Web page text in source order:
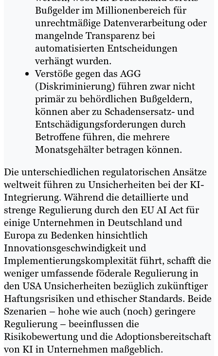
Bußgelder im Millionenbereich für
unrechtmäßige Datenverarbeitung oder
mangelnde Transparenz bei
automatisierten Entscheidungen
verhängt wurden.
Verstöße gegen das AGG
(Diskriminierung) führen zwar nicht
primär zu behördlichen Bußgeldern,
können aber zu Schadensersatz- und
Entschädigungsforderungen durch
Betroffene führen, die mehrere
Monatsgehälter betragen können.
Die unterschiedlichen regulatorischen Ansätze
weltweit führen zu Unsicherheiten bei der KI-
Integrierung. Während die detaillierte und
strenge Regulierung durch den EU AI Act für
einige Unternehmen in Deutschland und
Europa zu Bedenken hinsichtlich
Innovationsgeschwindigkeit und
Implementierungskomplexität führt, schafft die
weniger umfassende föderale Regulierung in
den USA Unsicherheiten bezüglich zukünftiger
Haftungsrisiken und ethischer Standards. Beide
Szenarien – hohe wie auch (noch) geringere
Regulierung – beeinflussen die
Risikobewertung und die Adoptionsbereitschaft
von KI in Unternehmen maßgeblich.